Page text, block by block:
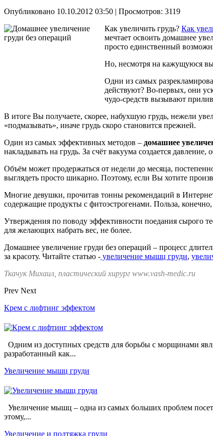
Опубликовано 10.10.2012 03:50 | Просмотров: 3119
Как увеличить грудь? Как
мечтает освоить домашнее
просто единственный
Но, несмотря на кажущуюся
Одни из самых
действуют? Во-первых, они
чудо-средств вызывают
В итоге Вы получаете, скорее, набухшую грудь, нежели
«подмазывать», иначе грудь скоро становится прежней.
Один из самых эффективных методов – домашнее
накладывать на грудь. За счёт вакуума создается
Объём может продержаться от недели до месяца,
выглядеть просто шикарно. Поэтому, если Вы хотите
Многие девушки, прочитав тонны рекомендаций в
содержащие продукты с фитоэстрогенами. Польза, конечно,
Утверждения по поводу эффективности поедания сырого
для желающих набрать вес, не более.
Домашнее увеличение груди без операций – процесс
за красоту. Читайте статью - увеличение мышц груди,
Ткачук Михаил, пластический хирург www.vash-medic.ru
Prev Next
Крем с лифтинг эффектом
Одним из доступных средств для борьбы с морщинами
разработанный как...
Увеличение мышц груди
Увеличение мышц – одна из самых больших проблем
этому,...
Увеличение и подтяжка груди